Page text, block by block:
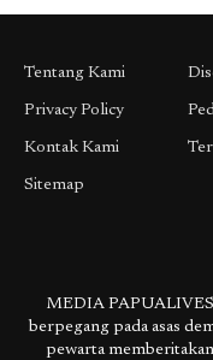
Tentang Kami
Privacy Policy
Kontak Kami
Sitemap
MEDIA PAPUALIVES
berpegang pada asas
pewarta